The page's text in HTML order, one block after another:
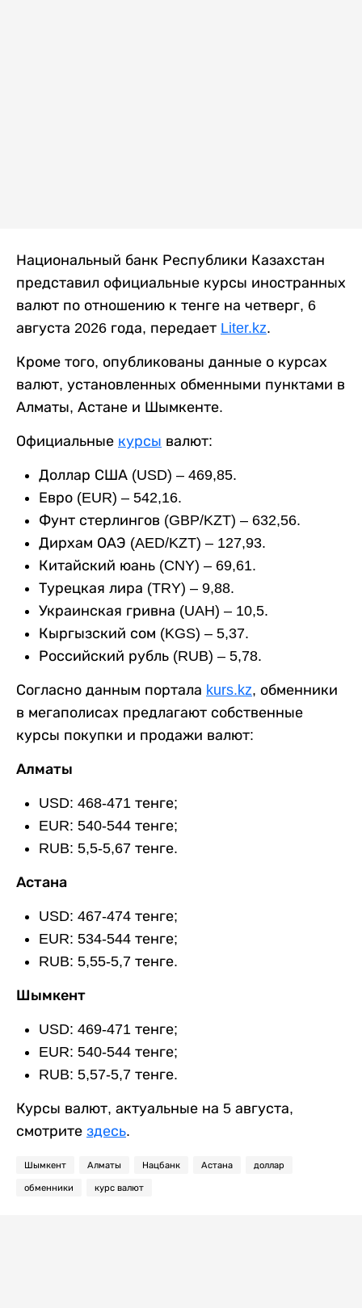
Национальный банк Республики Казахстан
представил официальные курсы иностранных
валют по отношению к тенге на четверг, 6
августа 2026 года, передает Liter.kz.
Кроме того, опубликованы данные о курсах
валют, установленных обменными пунктами в
Алматы, Астане и Шымкенте.
Официальные курсы валют:
Доллар США (USD) – 469,85.
Евро (EUR) – 542,16.
Фунт стерлингов (GBP/KZT) – 632,56.
Дирхам ОАЭ (AED/KZT) – 127,93.
Китайский юань (CNY) – 69,61.
Турецкая лира (TRY) – 9,88.
Украинская гривна (UAH) – 10,5.
Кыргызский сом (KGS) – 5,37.
Российский рубль (RUB) – 5,78.
Согласно данным портала kurs.kz, обменники
в мегаполисах предлагают собственные
курсы покупки и продажи валют:
Алматы
USD: 468-471 тенге;
EUR: 540-544 тенге;
RUB: 5,5-5,67 тенге.
Астана
USD: 467-474 тенге;
EUR: 534-544 тенге;
RUB: 5,55-5,7 тенге.
Шымкент
USD: 469-471 тенге;
EUR: 540-544 тенге;
RUB: 5,57-5,7 тенге.
Курсы валют, актуальные на 5 августа,
смотрите здесь.
Шымкент Алматы Нацбанк Астана доллар
обменники курс валют